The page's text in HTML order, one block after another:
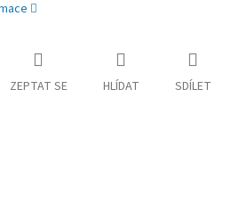
ZEPTAT SE HLÍDAT SDÍLET